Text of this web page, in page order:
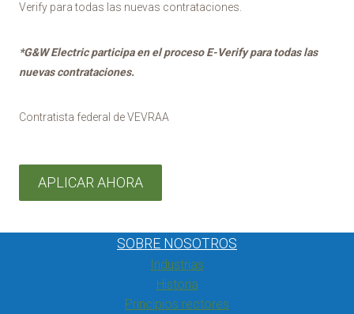
Verify para todas las nuevas contrataciones.
*G&W Electric participa en el proceso E-Verify para todas las
nuevas contrataciones.
Contratista federal de VEVRAA
APLICAR AHORA
SOBRE NOSOTROS
Industrias
Historia
Principios rectores